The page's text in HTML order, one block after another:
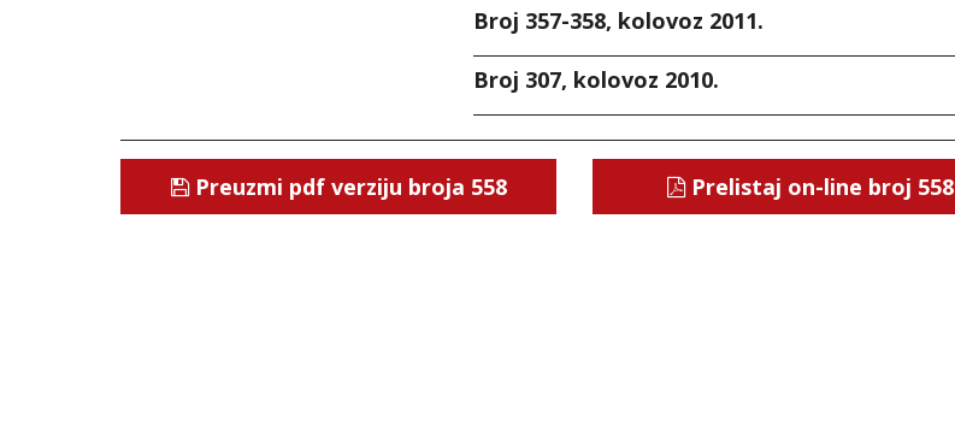
Broj 357-358, kolovoz 2011.
Broj 307, kolovoz 2010.
Preuzmi pdf verziju broja 558 Prelistaj on-line broj 558